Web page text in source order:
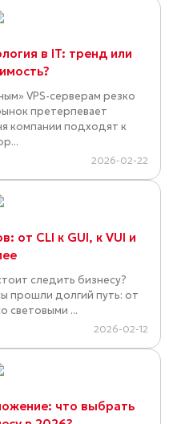
в IT: тренд или
VPS-серверам резко
претерпевает
компании подходят к
2026-02-22
от CLI к GUI, к VUI и
следить бизнесу?
прошли долгий путь: от
световыми ...
2026-02-12
что выбрать